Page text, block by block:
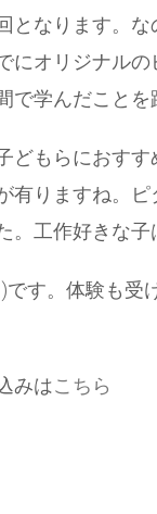
となります。
にオリジナル
で学んだこと
どもらにおす
有りますね。
。工作好きな子
です。体験も受
みはこちら